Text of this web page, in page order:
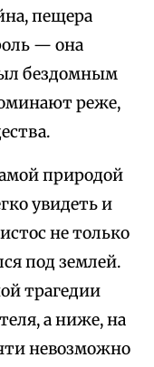
пещера
— она
бездомным
реже,
природой
увидеть и
не только
под землей.
трагедии
а ниже, на
невозможно